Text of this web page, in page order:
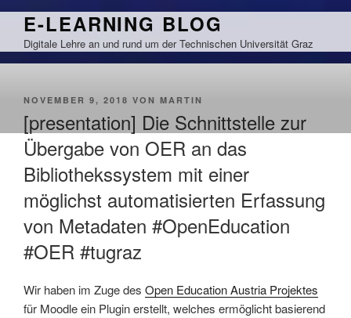
Zum
springen
E-LEARNING BLOG
Digitale Lehre an und rund um der Technischen Universität Graz
VERÖFFENTLICHT
NOVEMBER 9, 2018 VON MARTIN
[presentation] Die Schnittstelle zur
Übergabe von OER an das
Bibliothekssystem mit einer
möglichst automatisierten Erfassung
von Metadaten #OpenEducation
#OER #tugraz
Wir haben im Zuge des Open Education Austria Projektes
für Moodle ein Plugin erstellt, welches ermöglicht basierend